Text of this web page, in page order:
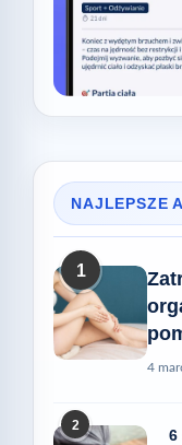
NAJLEPSZE
1
4
2
6